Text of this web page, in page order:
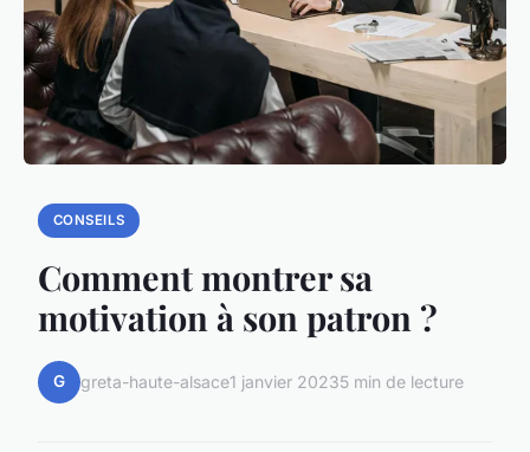
CONSEILS
Comment montrer sa
motivation à son patron ?
G greta-haute-alsace1 janvier 20235 min de lecture